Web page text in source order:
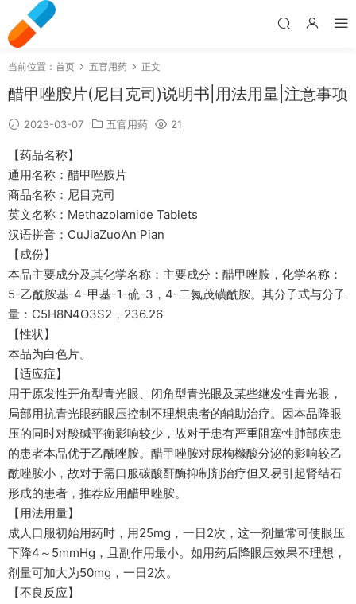
当前位置： 首页 五官用药 正文
醋甲唑胺片(尼目克司)说明书|用法用量|注意事项
2023-03-07 五官用药 21
【药品名称】
通用名称：醋甲唑胺片
商品名称：尼目克司
英文名称：Methazolamide Tablets
汉语拼音：CuJiaZuo’An Pian
【成份】
本品主要成分及其化学名称：主要成分：醋甲唑胺，化学名称：
5-乙酰胺基-4-甲基-1-硫-3，4-二氮茂磺酰胺。其分子式与分子
量：C5H8N4O3S2，236.26
【性状】
本品为白色片。
【适应症】
用于原发性开角型青光眼、闭角型青光眼及某些继发性青光眼，
局部用抗青光眼药眼压控制不理想患者的辅助治疗。因本品降眼
压的同时对酸碱平衡影响较少，故对于患有严重阻塞性肺部疾患
的患者本品优于乙酰唑胺。醋甲唑胺对尿枸橼酸分泌的影响较乙
酰唑胺小，故对于需口服碳酸酐酶抑制剂治疗但又易引起肾结石
形成的患者，推荐应用醋甲唑胺。
【用法用量】
成人口服初始用药时，用25mg，一日2次，这一剂量常可使眼压
下降4～5mmHg，且副作用最小。如用药后降眼压效果不理想，
剂量可加大为50mg，一日2次。
【不良反应】